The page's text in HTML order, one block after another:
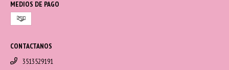
MEDIOS DE PAGO
CONTACTANOS
3513529191